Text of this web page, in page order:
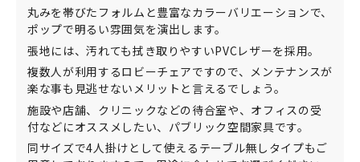
丸みを帯びたフォルムと豊富なカラーバリエーションで、
ポップで明るい雰囲気を演出します。
張地には、汚れても拭き取りやすいPVCレザーを採用。
複数人が利用するロビーチェアですので、メンテナンスが
楽な事も見逃せないメリットと言えるでしょう。
施設や店舗、クリニックなどの待合室や、オフィスの受
付などにオススメしたい、パブリック空間家具です。
同サイズで4人掛けとして使えるテーブル無しタイプもご